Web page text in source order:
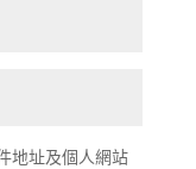
地址及個人網站